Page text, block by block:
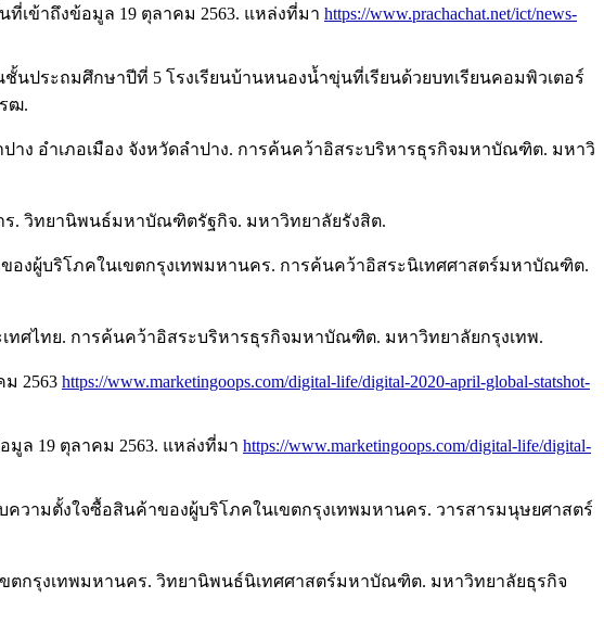
เข้าถึงข้อมูล 19 ตุลาคม 2563. แหล่งที่มา https://www.prachachat.net/ict/news-
นประถมศึกษาปีที่ 5 โรงเรียนบ้านหนองน้ำขุ่นที่เรียนด้วยบทเรียนคอมพิวเตอร์
ฒ.
าง อำเภอเมือง จังหวัดลำปาง. การค้นคว้าอิสระบริหารธุรกิจมหาบัณฑิต. มหาวิ
ร. วิทยานิพนธ์มหาบัณฑิตรัฐกิจ. มหาวิทยาลัยรังสิต.
องผู้บริโภคในเขตกรุงเทพมหานคร. การค้นคว้าอิสระนิเทศศาสตร์มหาบัณฑิต.
ทศไทย. การค้นคว้าอิสระบริหารธุรกิจมหาบัณฑิต. มหาวิทยาลัยกรุงเทพ.
2563 https://www.marketingoops.com/digital-life/digital-2020-april-global-statshot-
ล 19 ตุลาคม 2563. แหล่งที่มา https://www.marketingoops.com/digital-life/digital-
ามตั้งใจซื้อสินค้าของผู้บริโภคในเขตกรุงเทพมหานคร. วารสารมนุษยศาสตร์
ตกรุงเทพมหานคร. วิทยานิพนธ์นิเทศศาสตร์มหาบัณฑิต. มหาวิทยาลัยธุรกิจ